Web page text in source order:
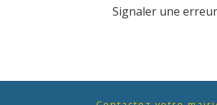
Signaler une